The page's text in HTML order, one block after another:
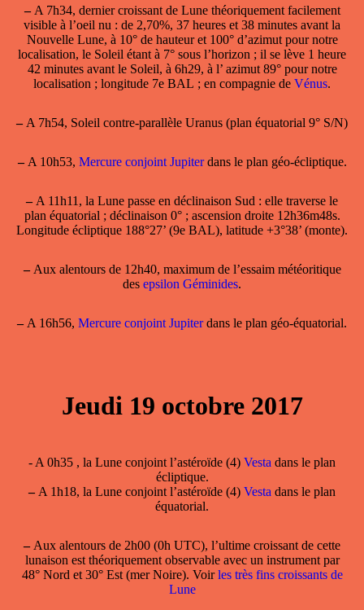
–A 7h34, dernier croissant de Lunethéoriquement facilement
visible à l’oeil nu : de 2,70%, 37 heures et 38 minutes avant la
Nouvelle Lune, à 10° de hauteur et 100° d’azimut pour notre
localisation, le Soleil étant à 7° sous l’horizon ; il se lève 1 heure
42 minutes avant le Soleil, à 6h29, à l’ azimut 89° pour notre
localisation ; longitude 7e BAL ; en compagnie de Vénus.
–A 7h54, Soleil contre-parallèle Uranus (plan équatorial 9° S/N)
–A 10h53, Mercure conjoint Jupiterdans le plan géo-écliptique.
–A 11h11, la Lune passe en déclinaison Sud : elle traverse le
plan équatorial ; déclinaison 0° ; ascension droite 12h36m48s.
Longitude écliptique 188°27’ (9e BAL), latitude +3°38’ (monte).
–Aux alentours de 12h40, maximum de l’essaim météoritique
des epsilon Géminides.
–A 16h56, Mercure conjoint Jupiterdans le plan géo-équatorial.
Jeudi 19 octobre 2017
- A 0h35 , la Lune conjoint l’astéroïde (4) Vesta dans le plan
écliptique.
–A 1h18, la Lune conjoint l’astéroïde (4) Vesta dans le plan
équatorial.
–Aux alentours de 2h00 (0h UTC), l’ultime croissant de cette
lunaison est théoriquement observable avec un instrument par
48° Nord et 30° Est (mer Noire). Voirles très fins croissants de
Lune